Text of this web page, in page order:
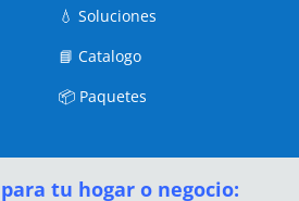
💧Soluciones
📘Catalogo
📦 Paquetes
tu hogar o negocio: